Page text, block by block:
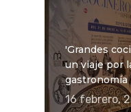
'Grandes
un viaje por
gastronomía
16 febrero,